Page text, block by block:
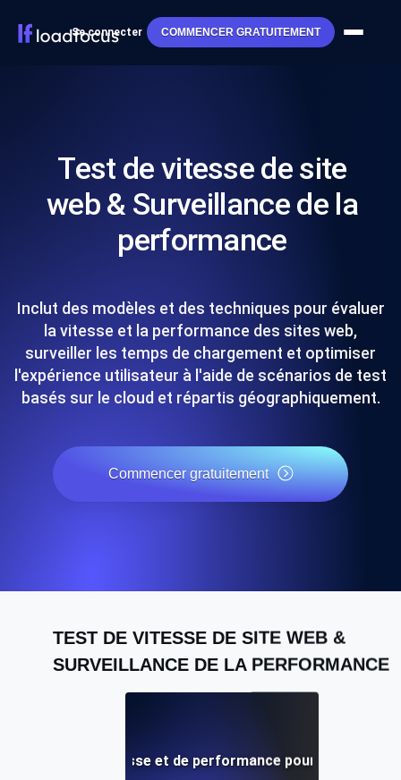
Se connecter COMMENCER GRATUITEMENT
Test de vitesse de site
web & Surveillance de la
performance
Inclut des modèles et des techniques pour évaluer
la vitesse et la performance des sites web,
surveiller les temps de chargement et optimiser
l'expérience utilisateur à l'aide de scénarios de test
basés sur le cloud et répartis géographiquement.
Commencer gratuitement
TEST DE VITESSE DE SITE WEB &
SURVEILLANCE DE LA PERFORMANCE
Adalo: Test de vitesse et de performance pour mobile et